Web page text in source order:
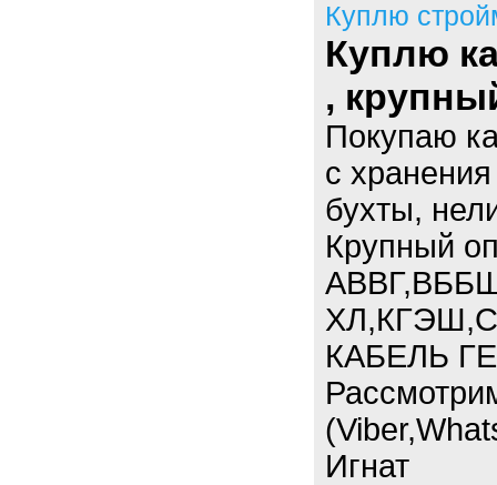
Куплю
Куплю
,
Покупаю
с
бухты,
Крупный
КАБЕЛЬ
Игнат